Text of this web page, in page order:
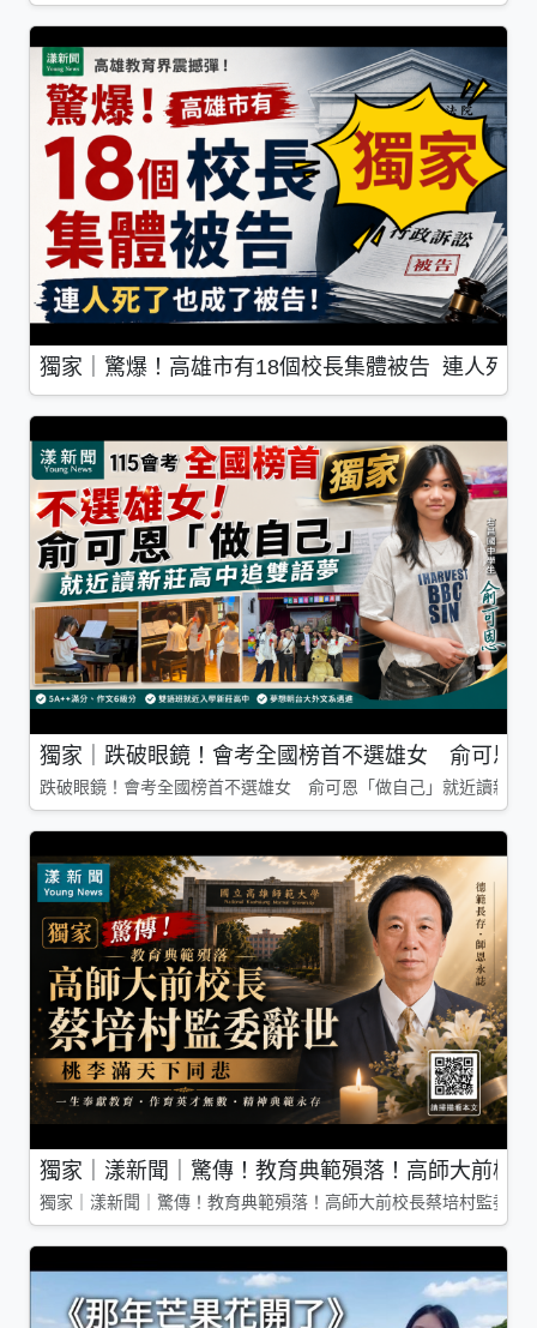
獨家｜驚爆！高雄市有18個校長集體被告 連人死了
獨家｜跌破眼鏡！會考全國榜首不選雄女 俞可恩
跌破眼鏡！會考全國榜首不選雄女 俞可恩「做自己」就近讀新莊
獨家｜漾新聞｜驚傳！教育典範殞落！高師大前校
獨家｜漾新聞｜驚傳！教育典範殞落！高師大前校長蔡培村監委